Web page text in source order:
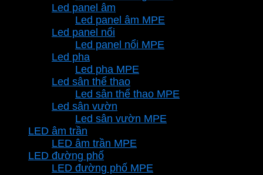
Led panel âm
Led panel âm MPE
Led panel nổi
Led panel nổi MPE
Led pha
Led pha MPE
Led sân thể thao
Led sân thể thao MPE
Led sân vườn
Led sân vườn MPE
LED âm trần
LED âm trần MPE
LED đường phố
LED đường phố MPE